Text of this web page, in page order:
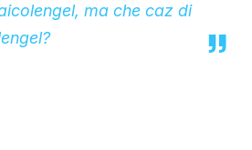
ma che caz di